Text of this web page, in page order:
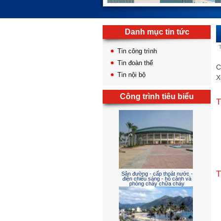
Danh mục tin tức
Tin công trình
Tin đoàn thể
Tin nội bộ
Công trình tiêu biểu
Sân đường - cấp thoát nước -
điện chiếu sáng - hồ cảnh và
phòng cháy chữa cháy